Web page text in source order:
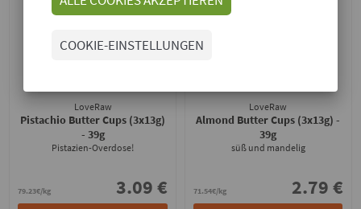
LoveRaw
Pistachio Butter Cups (3x13g)
- 39g
Pistazien-Overdose!
79.23€/kg 3.09 €
LoveRaw
Almond Butter Cups (3x13g)-
39g
süß und mandelig
71.54€/kg 2.79 €
COOKIE-EINSTELLUNGEN